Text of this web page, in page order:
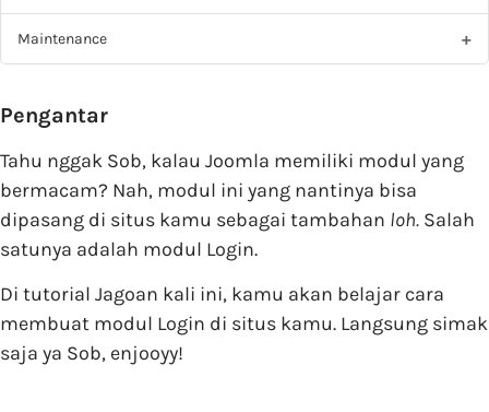
Maintenance
Pengantar
Tahu nggak Sob, kalau Joomla memiliki modul yang
bermacam? Nah, modul ini yang nantinya bisa
dipasang di situs kamu sebagai tambahan loh. Salah
satunya adalah modul Login.
Di tutorial Jagoan kali ini, kamu akan belajar cara
membuat modul Login di situs kamu. Langsung simak
saja ya Sob, enjooyy!